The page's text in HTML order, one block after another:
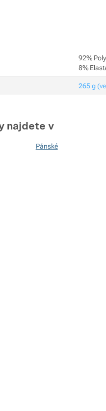
92%
8%
265 g
najdete v
Pánské